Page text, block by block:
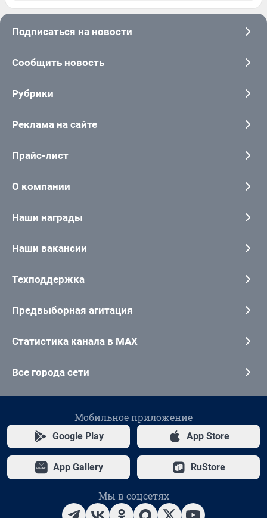
Подписаться на новости
Сообщить новость
Рубрики
Реклама на сайте
Прайс-лист
О компании
Наши награды
Наши вакансии
Техподдержка
Предвыборная агитация
Статистика канала в MAX
Все города сети
Мобильное приложение
Google Play App Store
App Gallery RuStore
Мы в соцсетях